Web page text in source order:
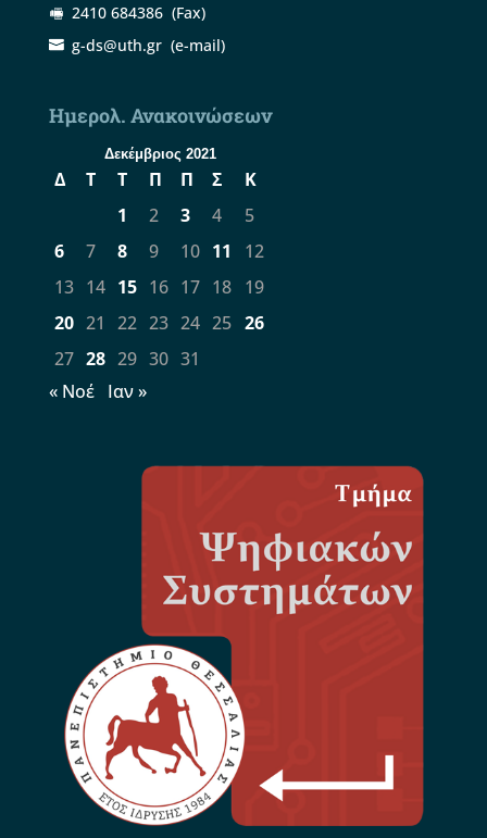
2410 684386(Fax)
g-ds@uth.gr(e-mail)
Ημερολ. Ανακοινώσεων
Δεκέμβριος 2021
Δ Τ Τ Π Π Σ
Κ
1
2 3 4
5
6
7 8 9 10 11
12
13 14 15 16 17 18
19
20 21 22 23 24 25 26
27 28 29 30 31
« Νοέ
Ιαν »